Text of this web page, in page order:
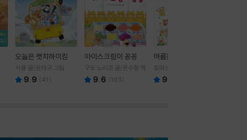
오늘은 캣치하이킹
서율 글/윤태규 그림
9.9 (41 )
아이스크림이 꽁꽁
구도 노리코 글/윤수정 역
9.6 (103)
여름을 부탁해
토마쓰리 글그림
9.8